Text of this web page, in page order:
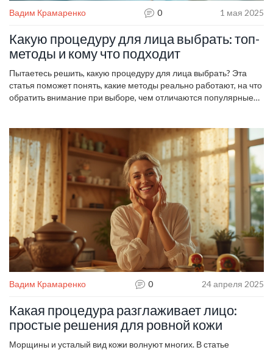
Вадим Крамаренко 0 1 мая 2025
Какую процедуру для лица выбрать: топ-
методы и кому что подходит
Пытаетесь решить, какую процедуру для лица выбрать? Эта
статья поможет понять, какие методы реально работают, на что
обратить внимание при выборе, чем отличаются популярные
вариантов и поделимся практическими советами для разных
типов кожи. Всё просто, честно и по делу.
Вадим Крамаренко 0 24 апреля 2025
Какая процедура разглаживает лицо:
простые решения для ровной кожи
Морщины и усталый вид кожи волнуют многих. В статье